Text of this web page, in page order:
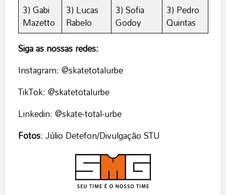
3) Gabi
Mazetto
3) Lucas
Rabelo
3) Sofia
Godoy
3) Pedro
Quintas
Siga as nossas redes:
Instagram: @skatetotalurbe
TikTok: @skatetotalurbe
Linkedin: @skate-total-urbe
Fotos: Júlio Detefon/Divulgação STU